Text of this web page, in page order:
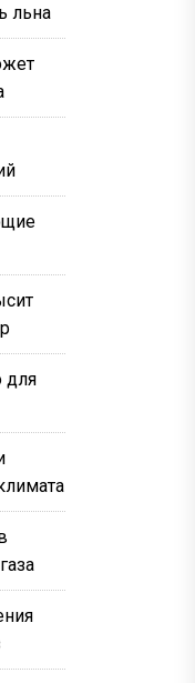
льна
для